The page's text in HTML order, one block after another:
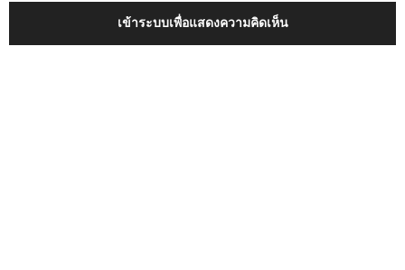
เข้าระบบเพื่อแสดงความคิดเห็น